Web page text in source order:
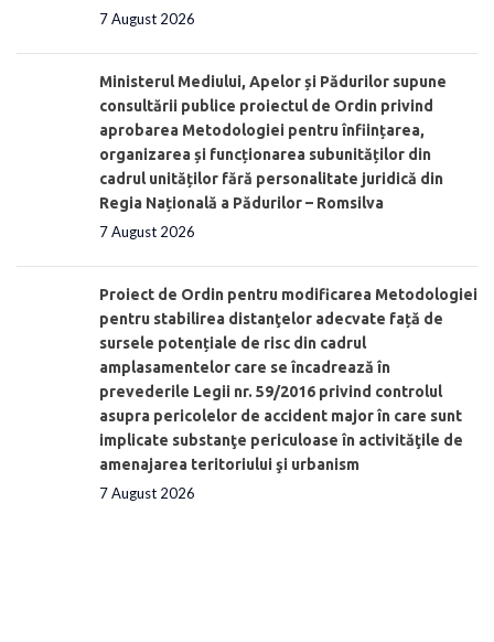
7 August 2026
Ministerul Mediului, Apelor și Pădurilor supune
consultării publice proiectul de Ordin privind
aprobarea Metodologiei pentru înființarea,
organizarea și funcționarea subunităților din
cadrul unităților fără personalitate juridică din
Regia Națională a Pădurilor – Romsilva
7 August 2026
Proiect de Ordin pentru modificarea Metodologiei
pentru stabilirea distanţelor adecvate față de
sursele potențiale de risc din cadrul
amplasamentelor care se încadrează în
prevederile Legii nr. 59/2016 privind controlul
asupra pericolelor de accident major în care sunt
implicate substanţe periculoase în activităţile de
amenajarea teritoriului şi urbanism
7 August 2026